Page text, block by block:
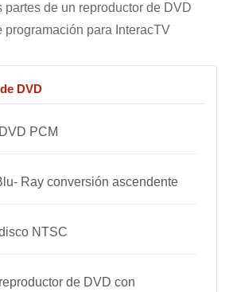
partes de un reproductor de DVD
programación para InteracTV
DVD
PCM
Ray conversión ascendente
NTSC
de DVD con